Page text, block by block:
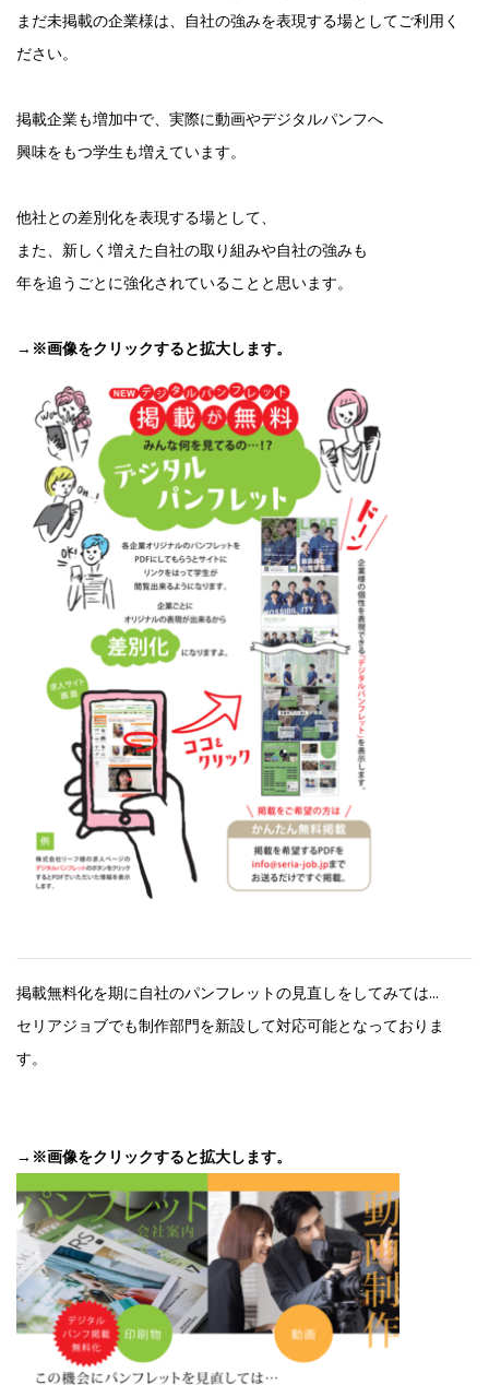
まだ未掲載の企業様は、自社の強みを表現する場としてご利用く
ださい。
掲載企業も増加中で、実際に動画やデジタルパンフへ
興味をもつ学生も増えています。
他社との差別化を表現する場として、
また、新しく増えた自社の取り組みや自社の強みも
年を追うごとに強化されていることと思います。
→ ※画像をクリックすると拡大します。
掲載無料化を期に自社のパンフレットの見直しをしてみては…
セリアジョブでも制作部門を新設して対応可能となっておりま
す。
→ ※画像をクリックすると拡大します。